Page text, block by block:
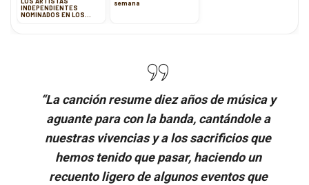
INDEPENDIENTES
NOMINADOS EN LOS
semana
“La canción resume diez años de música y
aguante para con la banda, cantándole a
nuestras vivencias y a los sacrificios que
hemos tenido que pasar, haciendo un
recuento ligero de algunos eventos que